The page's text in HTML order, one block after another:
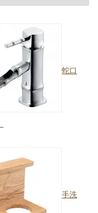
蛇口
手洗